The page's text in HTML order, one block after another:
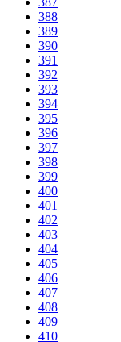
388
389
390
391
392
393
394
395
396
397
398
399
400
401
402
403
404
405
406
407
408
409
410